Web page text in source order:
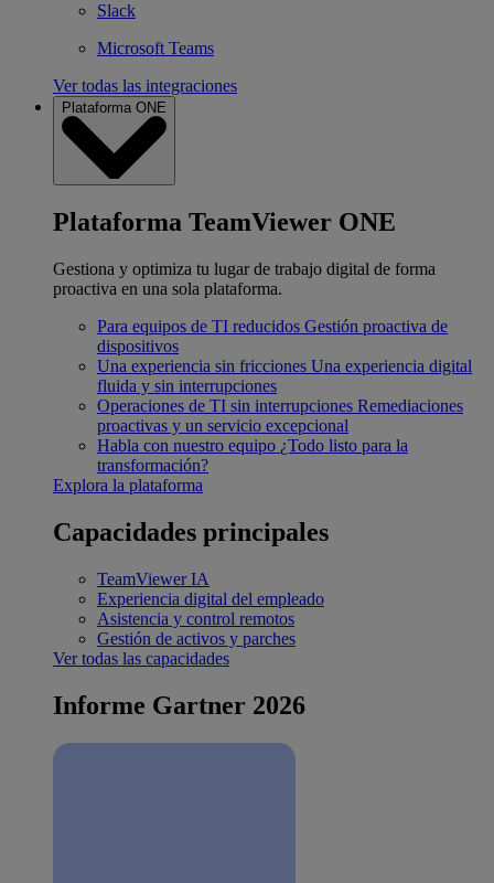
Slack
Microsoft Teams
Ver todas las integraciones
Plataforma ONE
Plataforma TeamViewer ONE
Gestiona y optimiza tu lugar de trabajo digital de forma
proactiva en una sola plataforma.
Para equipos de TI reducidos Gestión proactiva de
dispositivos
Una experiencia sin fricciones Una experiencia digital
fluida y sin interrupciones
Operaciones de TI sin interrupciones Remediaciones
proactivas y un servicio excepcional
Habla con nuestro equipo ¿Todo listo para la
transformación?
Explora la plataforma
Capacidades principales
TeamViewer IA
Experiencia digital del empleado
Asistencia y control remotos
Gestión de activos y parches
Ver todas las capacidades
Informe Gartner 2026